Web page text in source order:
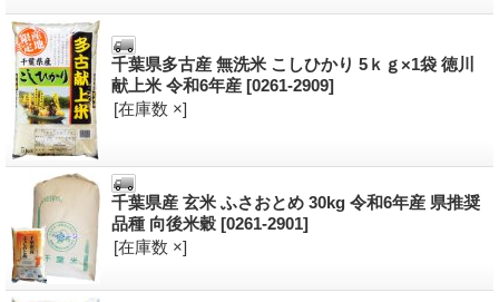
千葉県多古産 無洗米 こしひかり 5ｋｇ×1袋 徳川
献上米 令和6年産 [0261-2909]
[在庫数 ×]
千葉県産 玄米 ふさおとめ 30kg 令和6年産 県推奨
品種 向後米穀 [0261-2901]
[在庫数 ×]